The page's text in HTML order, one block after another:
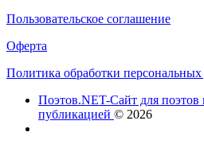
Пользовательское соглашение
Оферта
Политика обработки
Поэтов.NET-Сайт для поэтов
публикацией © 2026